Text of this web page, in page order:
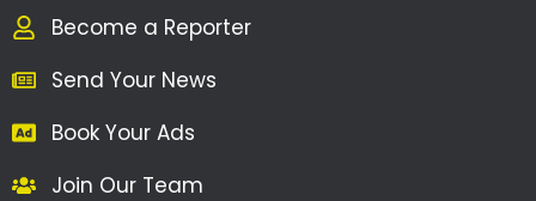
Become a Reporter
Send Your News
Book Your Ads
Join Our Team